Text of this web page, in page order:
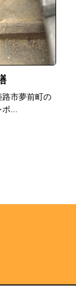
路市夢前町の
ポ...